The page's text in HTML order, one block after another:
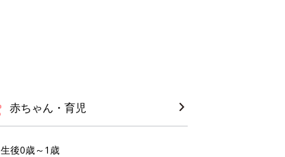
赤ちゃん・育児
生後0歳～1歳